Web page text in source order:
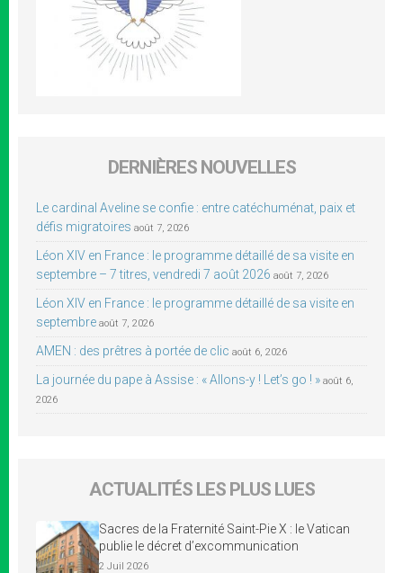
DERNIÈRES NOUVELLES
Le cardinal Aveline se confie : entre catéchuménat, paix et
défis migratoires août 7, 2026
Léon XIV en France : le programme détaillé de sa visite en
septembre – 7 titres, vendredi 7 août 2026 août 7, 2026
Léon XIV en France : le programme détaillé de sa visite en
septembre août 7, 2026
AMEN : des prêtres à portée de clic août 6, 2026
La journée du pape à Assise : « Allons-y ! Let’s go ! » août 6,
2026
ACTUALITÉS LES PLUS LUES
Sacres de la Fraternité Saint-Pie X : le Vatican
publie le décret d’excommunication
2 Juil 2026